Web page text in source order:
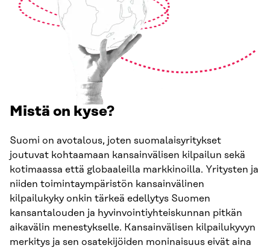
Mistä on kyse?
Suomi on avotalous, joten suomalaisyritykset
joutuvat kohtaamaan kansainvälisen kilpailun sekä
kotimaassa että globaaleilla markkinoilla. Yritysten ja
niiden toimintaympäristön kansainvälinen
kilpailukyky onkin tärkeä edellytys Suomen
kansantalouden ja hyvinvointiyhteiskunnan pitkän
aikavälin menestykselle. Kansainvälisen kilpailukyvyn
merkitys ja sen osatekijöiden moninaisuus eivät aina